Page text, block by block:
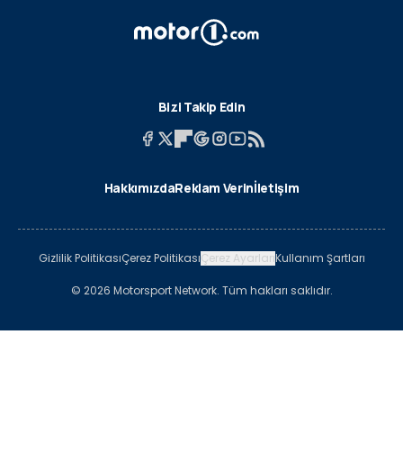
Bizi Takip Edin
HakkımızdaReklam Verinİletişim
Gizlilik PolitikasıÇerez PolitikasıÇerez AyarlarıKullanım Şartları
© 2026 Motorsport Network. Tüm hakları saklıdır.